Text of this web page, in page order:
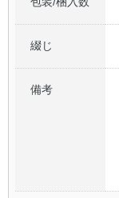
綴じ
備考